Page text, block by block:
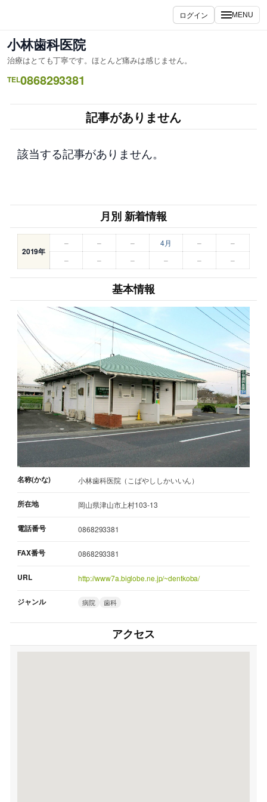
ス
キ
ッ
ログイン MENU
小林歯科医院
治療はとても丁寧です。ほとんど痛みは感じません。
TEL0868293381
記事がありません
該当する記事がありません。
月別 新着情報
2019年
– – – 4月 –
–
–
– – – – –
基本情報
名称(かな) 小林歯科医院（こばやししかいいん）
所在地 岡山県津山市上村103-13
電話番号 0868293381
FAX番号 0868293381
URL http://www7a.biglobe.ne.jp/~dentkoba/
ジャンル 病院 歯科
アクセス